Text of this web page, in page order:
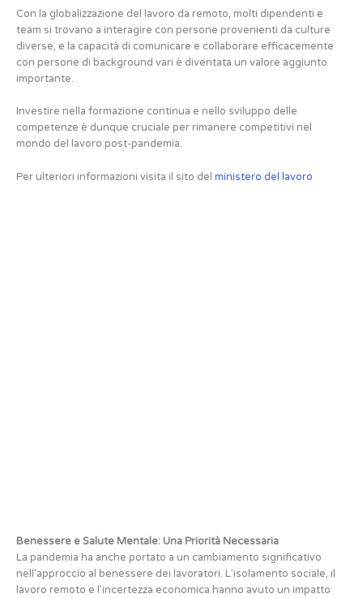
Con la globalizzazione del lavoro da remoto, molti dipendenti e
team si trovano a interagire con persone provenienti da culture
diverse, e la capacità di comunicare e collaborare efficacemente
con persone di background vari è diventata un valore aggiunto
importante.
Investire nella formazione continua e nello sviluppo delle
competenze è dunque cruciale per rimanere competitivi nel
mondo del lavoro post-pandemia.
Per ulteriori informazioni visita il sito del ministero del lavoro
Benessere e Salute Mentale: Una Priorità Necessaria
La pandemia ha anche portato a un cambiamento significativo
nell’approccio al benessere dei lavoratori. L’isolamento sociale, il
lavoro remoto e l’incertezza economica hanno avuto un impatto